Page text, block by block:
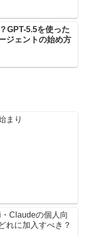
GPT-5.5を使った
ジェントの始め方
まり
Claudeの個人向
れに加入すべき？